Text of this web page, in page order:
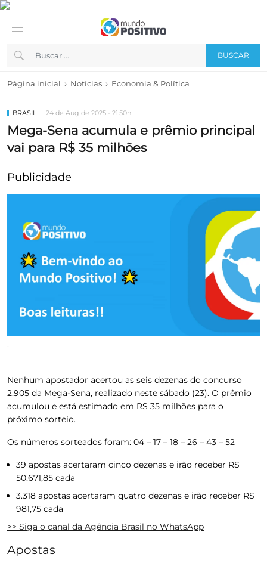
BUSCAR
Página inicial › Notícias › Economia & Política
BRASIL 24 de Aug de 2025 - 21:50h
Mega-Sena acumula e prêmio principal
vai para R$ 35 milhões
Publicidade
.
Nenhum apostador acertou as seis dezenas do concurso
2.905 da Mega-Sena, realizado neste sábado (23). O prêmio
acumulou e está estimado em R$ 35 milhões para o
próximo sorteio.
Os números sorteados foram: 04 – 17 – 18 – 26 – 43 – 52
39 apostas acertaram cinco dezenas e irão receber R$
50.671,85 cada
3.318 apostas acertaram quatro dezenas e irão receber R$
981,75 cada
>> Siga o canal da Agência Brasil no WhatsApp
Apostas